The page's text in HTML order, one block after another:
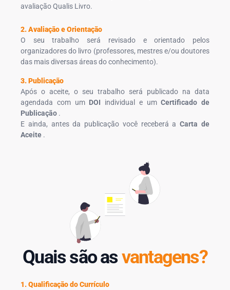
avaliação Qualis Livro.
2. Avaliação e Orientação
O seu trabalho será revisado e orientado pelos
organizadores do livro (professores, mestres e/ou doutores
das mais diversas áreas do conhecimento).
3. Publicação
Após o aceite, o seu trabalho será publicado na data
agendada com um DOI individual e umCertificado de
Publicação .
E ainda, antes da publicação você receberá aCarta de
Aceite .
Quais são asvantagens?
1. Qualificação do Currículo